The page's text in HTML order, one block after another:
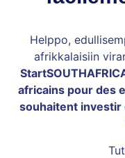
Helppo,
afrikkalaisiin
africains pour des
souhaitent investir